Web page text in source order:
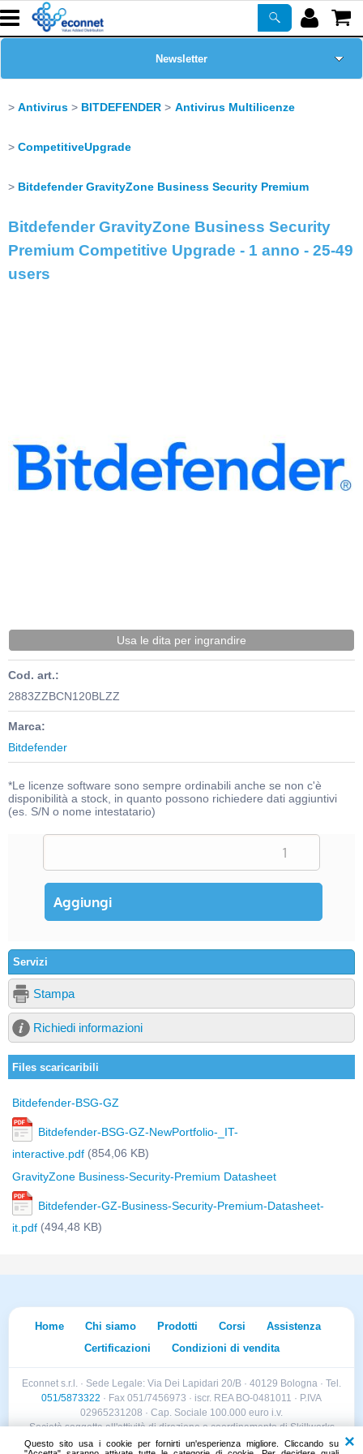
Questo sito usa i cookie per fornirti un'esperienza migliore. Cliccando su
Prodotti
Corsi
Newsletter
Antivirus BITDEFENDER Antivirus Multilicenze
CompetitiveUpgrade
Bitdefender GravityZone Business Security Premium
Bitdefender GravityZone Business Security
Premium Competitive Upgrade - 1 anno - 25-49
users
Usa le dita per ingrandire
Cod. art.:
2883ZZBCN120BLZZ
Marca:
Bitdefender
*Le licenze software sono sempre ordinabili anche se non c'è
disponibilità a stock, in quanto possono richiedere dati aggiuntivi
(es. S/N o nome intestatario)
Servizi
Stampa
Richiedi informazioni
Files scaricaribili
Bitdefender-BSG-GZ
Bitdefender-BSG-GZ-NewPortfolio-_IT-
interactive.pdf (854,06 KB)
GravityZone Business-Security-Premium Datasheet
Bitdefender-GZ-Business-Security-Premium-Datasheet-
it.pdf (494,48 KB)
Home Chi siamo Prodotti Corsi
Assistenza
Certificazioni
Condizioni di vendita
Econnet s.r.l. · Sede Legale: Via Dei Lapidari 20/B · 40129 Bologna · Tel.
051/5873322 · Fax 051/7456973 · iscr. REA BO-0481011 · P.IVA
02965231208 · Cap. Sociale 100.000 euro i.v.
Società soggetta all'attività di direzione e coordinamento di Skillworks
Holding s.r.l. · Sede Legale: Via Vittorio Emanuele II 28 · Roncadelle (BS)